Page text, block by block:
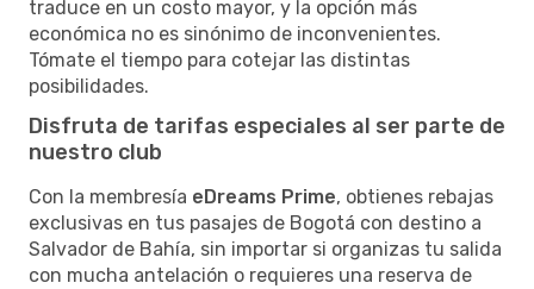
traduce en un costo mayor, y la opción más
económica no es sinónimo de inconvenientes.
Tómate el tiempo para cotejar las distintas
posibilidades.
Disfruta de tarifas especiales al ser parte de
nuestro club
Con la membresía eDreams Prime, obtienes rebajas
exclusivas en tus pasajes de Bogotá con destino a
Salvador de Bahía, sin importar si organizas tu salida
con mucha antelación o requieres una reserva de